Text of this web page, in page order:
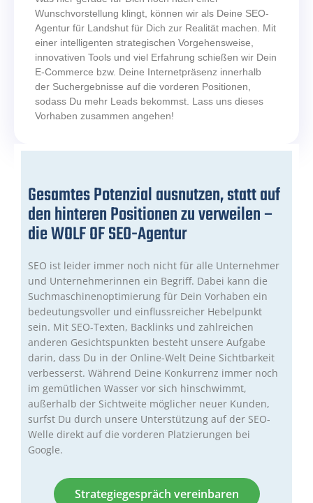
Wunschvorstellung klingt, können wir als Deine SEO-
Agentur für Landshut für Dich zur Realität machen. Mit
einer intelligenten strategischen Vorgehensweise,
innovativen Tools und viel Erfahrung schießen wir Dein
E-Commerce bzw. Deine Internetpräsenz innerhalb
der Suchergebnisse auf die vorderen Positionen,
sodass Du mehr Leads bekommst. Lass uns dieses
Vorhaben zusammen angehen!
Gesamtes Potenzial ausnutzen, statt auf
den hinteren Positionen zu verweilen –
die WOLF OF SEO-Agentur
SEO ist leider immer noch nicht für alle Unternehmer
und Unternehmerinnen ein Begriff. Dabei kann die
Suchmaschinenoptimierung für Dein Vorhaben ein
bedeutungsvoller und einflussreicher Hebelpunkt
sein. Mit SEO-Texten, Backlinks und zahlreichen
anderen Gesichtspunkten besteht unsere Aufgabe
darin, dass Du in der Online-Welt Deine Sichtbarkeit
verbesserst. Während Deine Konkurrenz immer noch
im gemütlichen Wasser vor sich hinschwimmt,
außerhalb der Sichtweite möglicher neuer Kunden,
surfst Du durch unsere Unterstützung auf der SEO-
Welle direkt auf die vorderen Platzierungen bei
Google.
Strategiegespräch vereinbaren